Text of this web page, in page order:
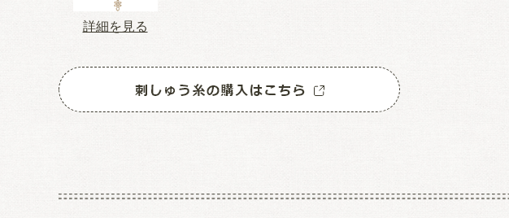
詳細を見る